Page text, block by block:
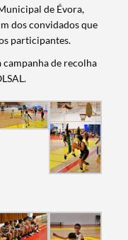
de Évora,
dos convidados que
participantes.
de recolha